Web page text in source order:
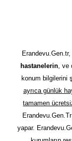
hastanelerin, ve
konum bilgilerini
ayrıca günlük
tamamen
yapar.